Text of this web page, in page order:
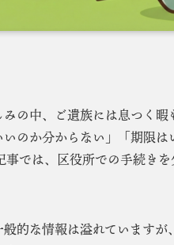
の中、ご遺族には息つく
いのか分からない」「期限
事では、区役所での手続き
的な情報は溢れていますが